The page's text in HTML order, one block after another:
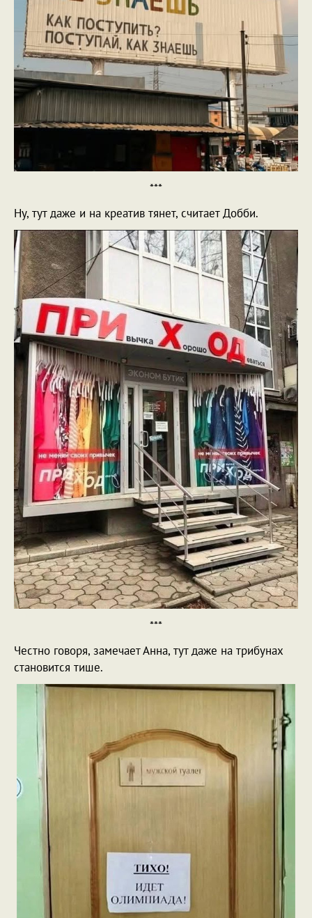
***
Ну, тут даже и на креатив тянет, считает Добби.
***
Честно говоря, замечает Анна, тут даже на трибунах
становится тише.